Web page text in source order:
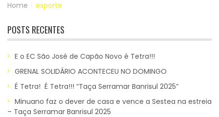
Home esporte
POSTS RECENTES
E o EC São José de Capão Novo é Tetra!!!
GRENAL SOLIDÁRIO ACONTECEU NO DOMINGO
É Tetra! É Tetra!!! “Taça Serramar Banrisul 2025”
Minuano faz o dever de casa e vence a Sestea na estreia
– Taça Serramar Banrisul 2025